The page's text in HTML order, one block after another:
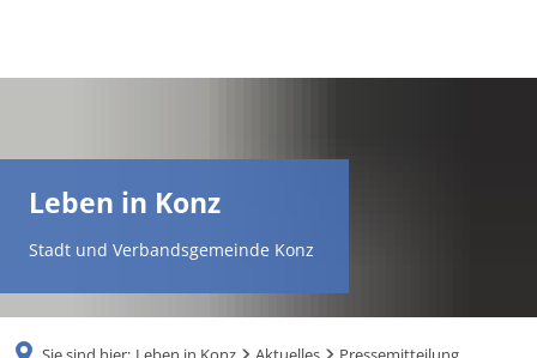
Leben in Konz
Stadt und Verbandsgemeinde Konz